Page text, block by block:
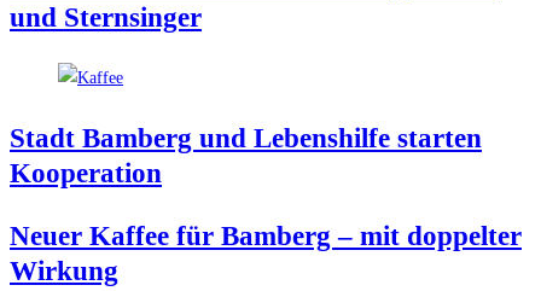
und Sternsinger
Stadt Bam­berg und Lebens­hil­fe star­ten
Kooperation
Neu­er Kaf­fee für Bam­berg – mit dop­pel­ter
Wirkung